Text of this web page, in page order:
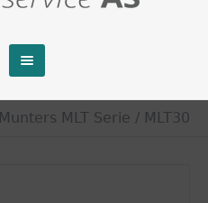
Munters MLT Serie / MLT30